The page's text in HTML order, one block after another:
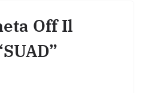
Off Il